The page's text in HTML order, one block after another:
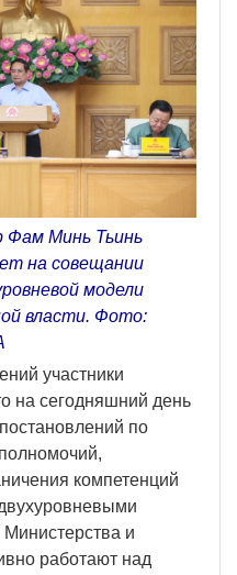
Фам Минь Тьинь
на совещании
модели
власти. Фото:
участники
на сегодняшний день
по
компетенций
и
работают над